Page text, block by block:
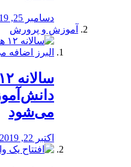
دسامبر 25, 2019
آموزش و پرورش
می‌شود
اکتبر 22, 2019